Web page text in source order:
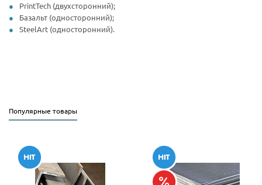
PrintTech (двухсторонний);
Базальт (односторонний);
SteelArt (односторонний).
Популярные товары